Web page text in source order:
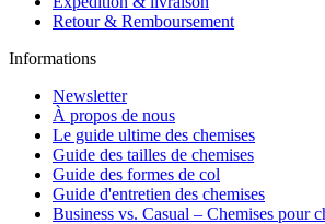
Retour & Remboursement
Informations
Newsletter
À propos de nous
Le guide ultime des chemises
Guide des tailles de chemises
Guide des formes de col
Guide d'entretien des chemises
Business vs. Casual – Chemises pour